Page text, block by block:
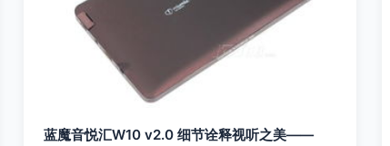
蓝魔音悦汇W10 v2.0 细节诠释视听之美——